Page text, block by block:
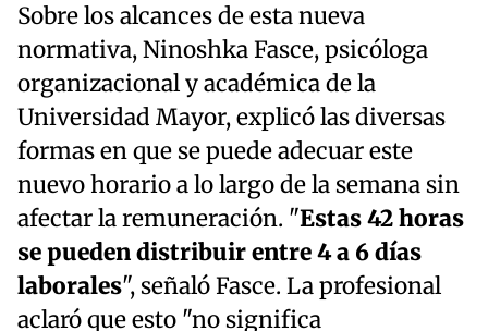
Sobre los alcances de esta nueva
normativa, Ninoshka Fasce, psicóloga
organizacional y académica de la
Universidad Mayor, explicó las diversas
formas en que se puede adecuar este
nuevo horario a lo largo de la semana sin
afectar la remuneración. "Estas 42 horas
se pueden distribuir entre 4 a 6 días
laborales", señaló Fasce. La profesional
aclaró que esto "no significa